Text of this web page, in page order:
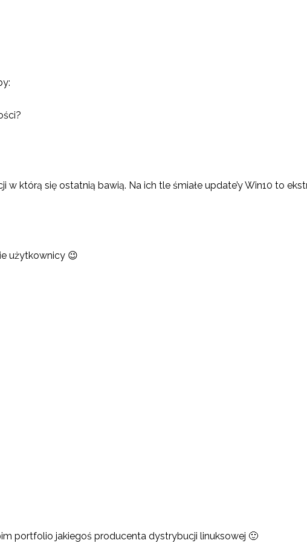
którą się ostatnią bawią. Na ich tle śmiałe update’y Win10 to
użytkownicy 😉
portfolio jakiegoś producenta dystrybucji linuksowej 🙂